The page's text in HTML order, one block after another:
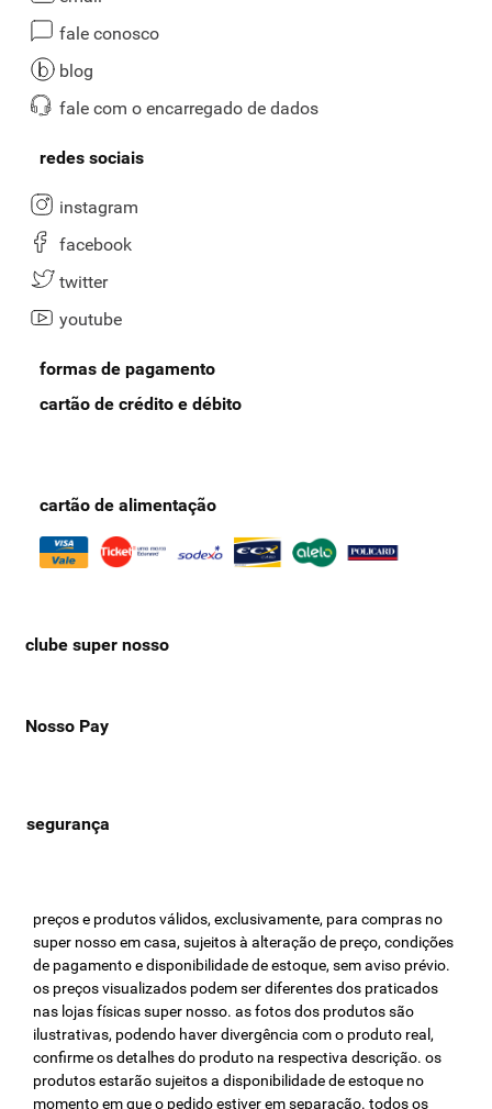
fale conosco
blog
fale com o encarregado de dados
redes sociais
instagram
facebook
twitter
youtube
formas de pagamento
cartão de crédito e débito
cartão de alimentação
clube super nosso
Nosso Pay
preços e produtos válidos, exclusivamente, para compras no
super nosso em casa, sujeitos à alteração de preço, condições
de pagamento e disponibilidade de estoque, sem aviso prévio.
os preços visualizados podem ser diferentes dos praticados
nas lojas físicas super nosso. as fotos dos produtos são
ilustrativas, podendo haver divergência com o produto real,
confirme os detalhes do produto na respectiva descrição. os
produtos estarão sujeitos a disponibilidade de estoque no
momento em que o pedido estiver em separação. todos os